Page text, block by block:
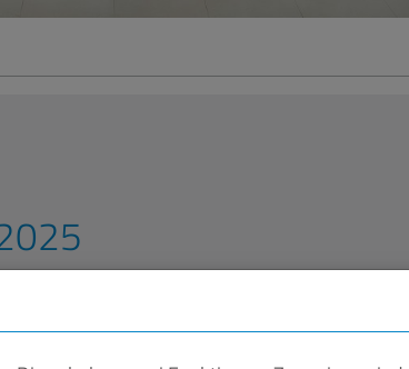
für Musik Saar zum 10. Mal die „HfM
September 2025. Die Dirigierakademie